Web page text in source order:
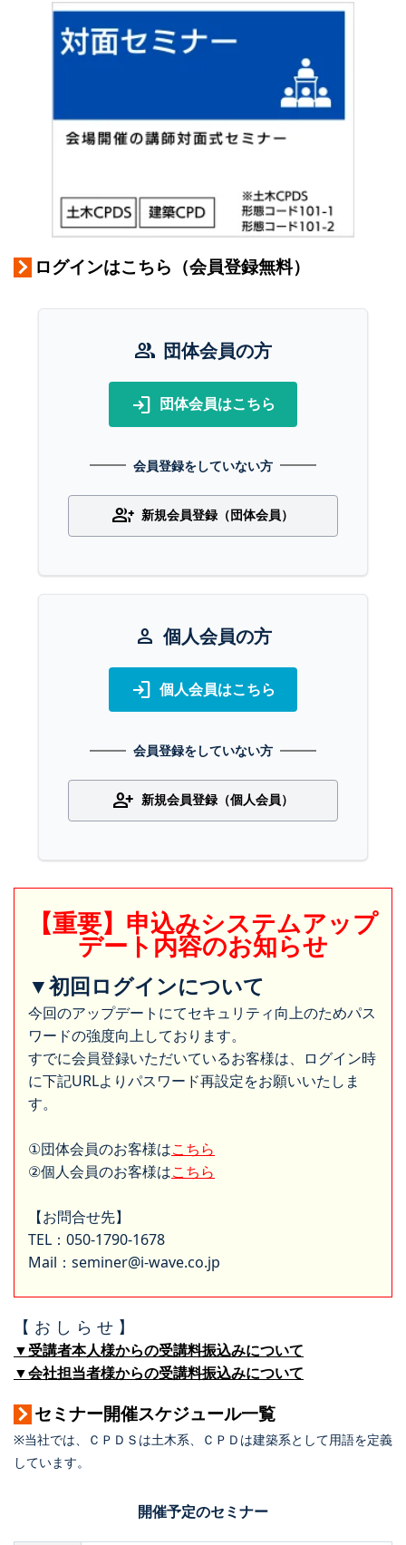
ログインはこちら（会員登録無料）
group 団体会員の方
login 団体会員はこちら
会員登録をしていない方
group_add 新規会員登録（団体会員）
person 個人会員の方
login 個人会員はこちら
会員登録をしていない方
person_add 新規会員登録（個人会員）
【重要】申込みシステムアップ
デート内容のお知らせ
▼初回ログインについて
今回のアップデートにてセキュリティ向上のためパス
ワードの強度向上しております。
すでに会員登録いただいているお客様は、ログイン時
に下記URLよりパスワード再設定をお願いいたしま
す。
①団体会員のお客様はこちら
②個人会員のお客様はこちら
【お問合せ先】
TEL：050-1790-1678
Mail：seminer@i-wave.co.jp
【 お し ら せ 】
▼受講者本人様からの受講料振込みについて
▼会社担当者様からの受講料振込みについて
セミナー開催スケジュール一覧
※当社では、ＣＰＤＳは土木系、ＣＰＤは建築系として用語を定義
しています。
開催予定のセミナー